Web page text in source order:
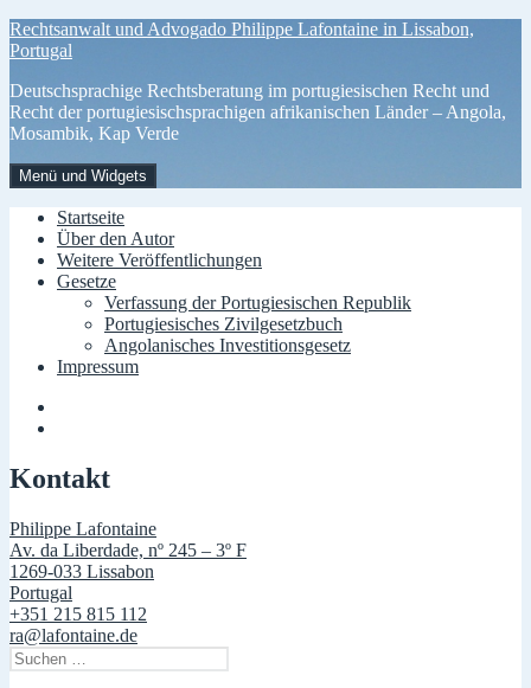
Zum
Inhalt
Rechtsanwalt und Advogado Philippe Lafontaine in Lissabon,
Portugal
Deutschsprachige Rechtsberatung im portugiesischen Recht und
Recht der portugiesischsprachigen afrikanischen Länder – Angola,
Mosambik, Kap Verde
Menü und Widgets
Startseite
Über den Autor
Weitere Veröffentlichungen
Gesetze
Verfassung der Portugiesischen Republik
Portugiesisches Zivilgesetzbuch
Angolanisches Investitionsgesetz
Impressum
Kontakt
Philippe Lafontaine
Av. da Liberdade, nº 245 – 3º F
1269-033 Lissabon
Portugal
+351 215 815 112
ra@lafontaine.de
Suchen
nach: